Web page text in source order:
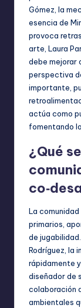
Gómez, la
esencia de
provoca
arte, Laura
debe mejorar
perspectiva
importante,
actúa como
fomentando
¿Qué
La
primarios,
de
Rodríguez, la
rápidamente
diseñador de
colaboración
ambientales